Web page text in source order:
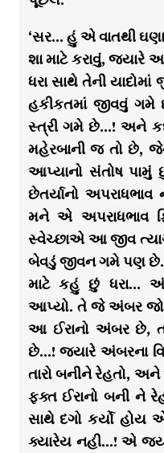
‘સર… હું એ વાતથી
શા માટે કરાવું,
ધરા સાથે તેની
હકીકતમાં જીવવું
સ્ત્રી ગમે છે…! અને
મહેરબાની જ તો છે,
આપ્યાનો સંતોષ
છેતર્યાનો
મને એ અપરાધભાવ
સ્વેચ્છાએ આ જીવ
બેવડું જીવન ગમે પણ
માટે કહું છું ધરા…
આપ્યો. તે જે અંબર
આ ઈરાનો અંબર છે,
છે…! જ્યારે અંબરના
તારો બનીને રેહતો,
ફક્ત ઈરાનો બની ને
સાથે દગો કર્યો
ક્યારેય નહી…! એ